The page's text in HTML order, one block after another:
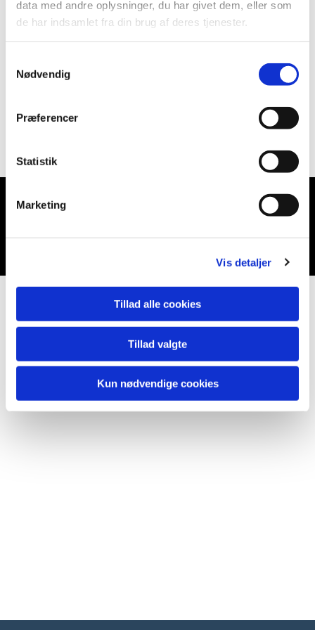
data med andre oplysninger, du har givet dem, eller som
de har indsamlet fra din brug af deres tjenester.
Nødvendig
Præferencer
Statistik
Marketing
Vis detaljer
Tillad alle cookies
Tillad valgte
Kun nødvendige cookies